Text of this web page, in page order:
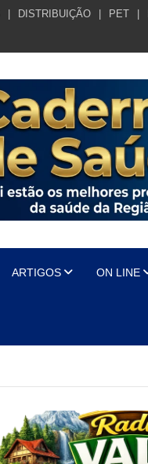
DISTRIBUIÇÃO PET
ARTIGOS ON LINE